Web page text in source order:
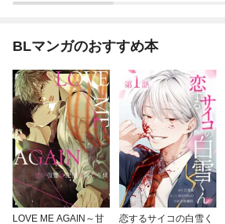
BLマンガのおすすめ本
LOVE ME AGAIN～甘
恋するサイコの白雪く